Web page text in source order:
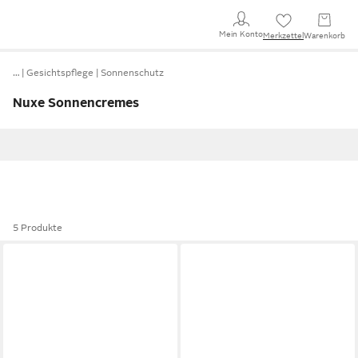
Mein KontoMerkzettel Warenkorb
… Gesichtspflege Sonnenschutz
Nuxe Sonnencremes
5 Produkte